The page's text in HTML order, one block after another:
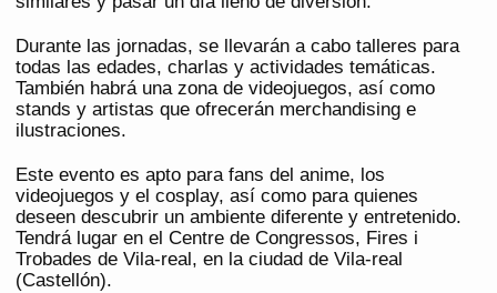
Durante las jornadas, se llevarán a cabo talleres para
todas las edades, charlas y actividades temáticas.
También habrá una zona de videojuegos, así como
stands y artistas que ofrecerán merchandising e
ilustraciones.
Este evento es apto para fans del anime, los
videojuegos y el cosplay, así como para quienes
deseen descubrir un ambiente diferente y entretenido.
Tendrá lugar en el Centre de Congressos, Fires i
Trobades de Vila-real, en la ciudad de Vila-real
(Castellón).